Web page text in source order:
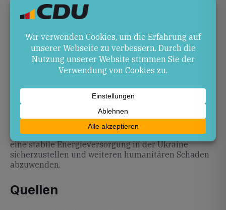
Größenordnung kann die Resilienz der ukrainischen
Energie­infrastruktur nachhaltig stärken und sendet
Gleichzeitig besteht das Risiko weiterer Angriffe und
die Herausforderung, langfristig in den Wiederaufbau
und die Modernisierung der Netze zu investieren.
Ausblick
Für den Winter 2026/2027 wird die Umsetzung des
EU-Programms entscheidend sein. Eine enge
Koordination zwischen der EU, Deutschland sowie
lokalen und regionalen Partnern ist notwendig, um
eine stabile Energieversorgung in der Ukraine
sicherzustellen und weiteren humanitären Schaden
abzuwenden.
Quellen